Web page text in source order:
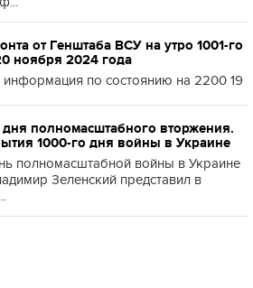
от Генштаба ВСУ на утро 1001-го
ноября 2024 года
информация по состоянию на 2200 19
дня полномасштабного вторжения.
1000-го дня войны в Украине
полномасштабной войны в Украине
Зеленский представил в